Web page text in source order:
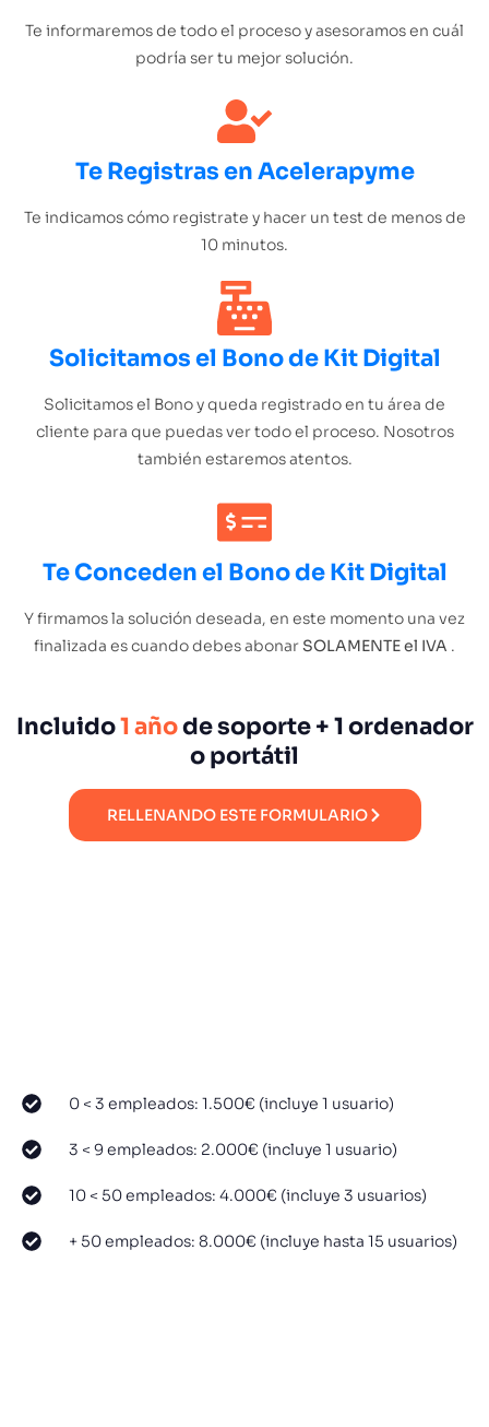
Te informaremos de todo el proceso y asesoramos en cuál
podría ser tu mejor solución.
Te Registras en Acelerapyme
Te indicamos cómo registrate y hacer un test de menos de
10 minutos.
Solicitamos el Bono de Kit Digital
Solicitamos el Bono y queda registrado en tu área de
cliente para que puedas ver todo el proceso. Nosotros
también estaremos atentos.
Te Conceden el Bono de Kit Digital
Y firmamos la solución deseada, en este momento una vez
finalizada es cuando debes abonarSOLAMENTE el IVA .
Incluido1 añode soporte + 1 ordenador
o portátil
RELLENANDO ESTE FORMULARIO
0 < 3 empleados: 1.500€ (incluye 1 usuario)
3 < 9 empleados: 2.000€ (incluye 1 usuario)
10 < 50 empleados: 4.000€ (incluye 3 usuarios)
+ 50 empleados: 8.000€ (incluye hasta 15 usuarios)